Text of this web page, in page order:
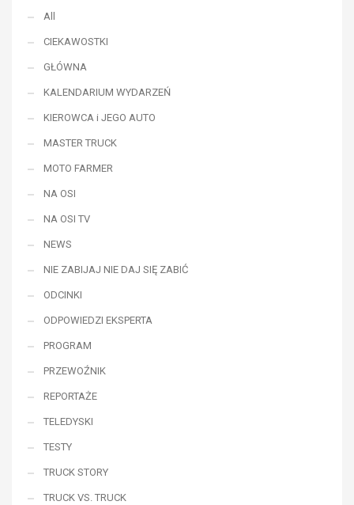
All
CIEKAWOSTKI
GŁÓWNA
KALENDARIUM WYDARZEŃ
KIEROWCA i JEGO AUTO
MASTER TRUCK
MOTO FARMER
NA OSI
NA OSI TV
NEWS
NIE ZABIJAJ NIE DAJ SIĘ ZABIĆ
ODCINKI
ODPOWIEDZI EKSPERTA
PROGRAM
PRZEWOŹNIK
REPORTAŻE
TELEDYSKI
TESTY
TRUCK STORY
TRUCK VS. TRUCK